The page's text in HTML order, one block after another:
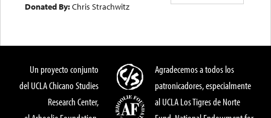
Donated By:Chris Strachwitz
Un proyecto conjunto
del UCLA Chicano Studies
Research Center,
Agradecemos a todos los
patronicadores, especialmente
al UCLA Los Tigres de Norte